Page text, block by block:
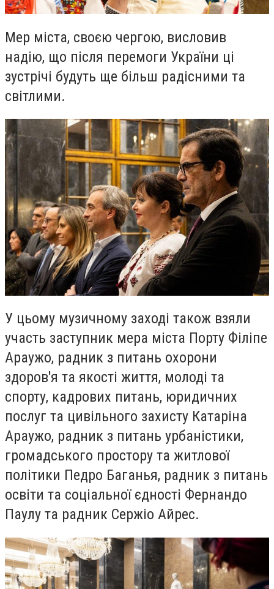
Мер міста, своєю чергою, висловив
надію, що після перемоги України ці
зустрічі будуть ще більш радісними та
світлими.
У цьому музичному заході також взяли
участь заступник мера міста Порту Філіпе
Араужо, радник з питань охорони
здоров'я та якості життя, молоді та
спорту, кадрових питань, юридичних
послуг та цивільного захисту Катаріна
Араужо, радник з питань урбаністики,
громадського простору та житлової
політики Педро Баганья, радник з питань
освіти та соціальної єдності Фернандо
Паулу та радник Сержіо Айрес.